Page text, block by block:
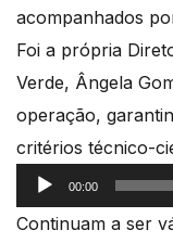
acompanhados
Foi a própria
Verde, Ângela
operação,
critérios técnico-
Reprodutor
de
00:00
Continuam a ser